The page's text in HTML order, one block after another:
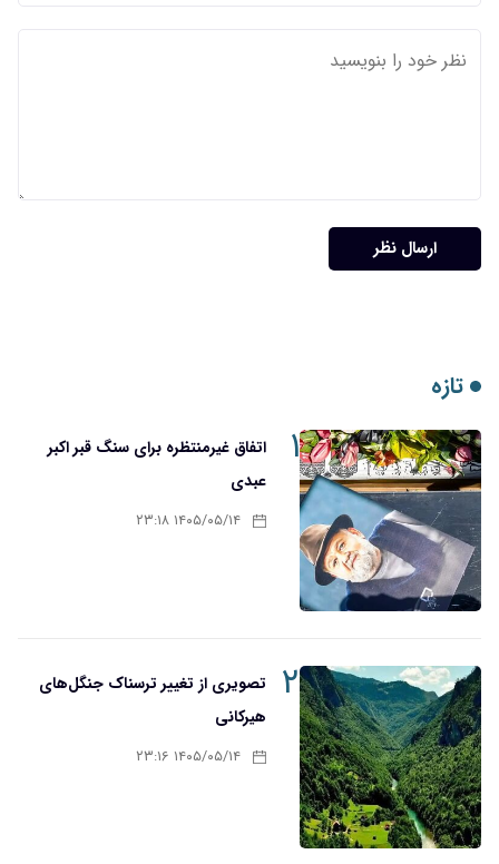
ارسال نظر
تازه
۱
اتفاق غیرمنتظره برای سنگ قبر اکبر
عبدی
۱۴۰۵/۰۵/۱۴ ۲۳:۱۸
۲
تصویری از تغییر ترسناک جنگل‌های
هیرکانی
۱۴۰۵/۰۵/۱۴ ۲۳:۱۶